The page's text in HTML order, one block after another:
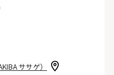
ササゲ）